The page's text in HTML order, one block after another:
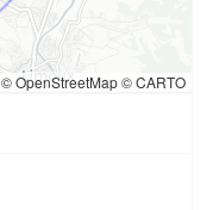
© OpenStreetMap © CARTO